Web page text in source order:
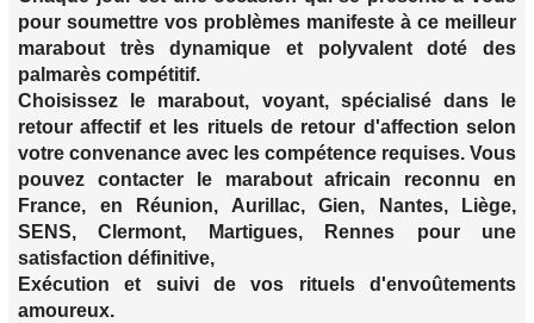
pour soumettre vos problèmes manifeste à ce meilleur
marabout très dynamique et polyvalent doté des
palmarès compétitif.
Choisissez le marabout, voyant, spécialisé dans le
retour affectif et les rituels de retour d'affection selon
votre convenance avec les compétence requises. Vous
pouvez contacter le marabout africain reconnu en
France, en Réunion, Aurillac, Gien, Nantes, Liège,
SENS, Clermont, Martigues, Rennes pour une
satisfaction définitive,
Exécution et suivi de vos rituels d'envoûtements
amoureux.